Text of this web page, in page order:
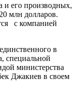
и его производных,
млн долларов.
с компанией
в
специальной
министерства
Джакиев в своем